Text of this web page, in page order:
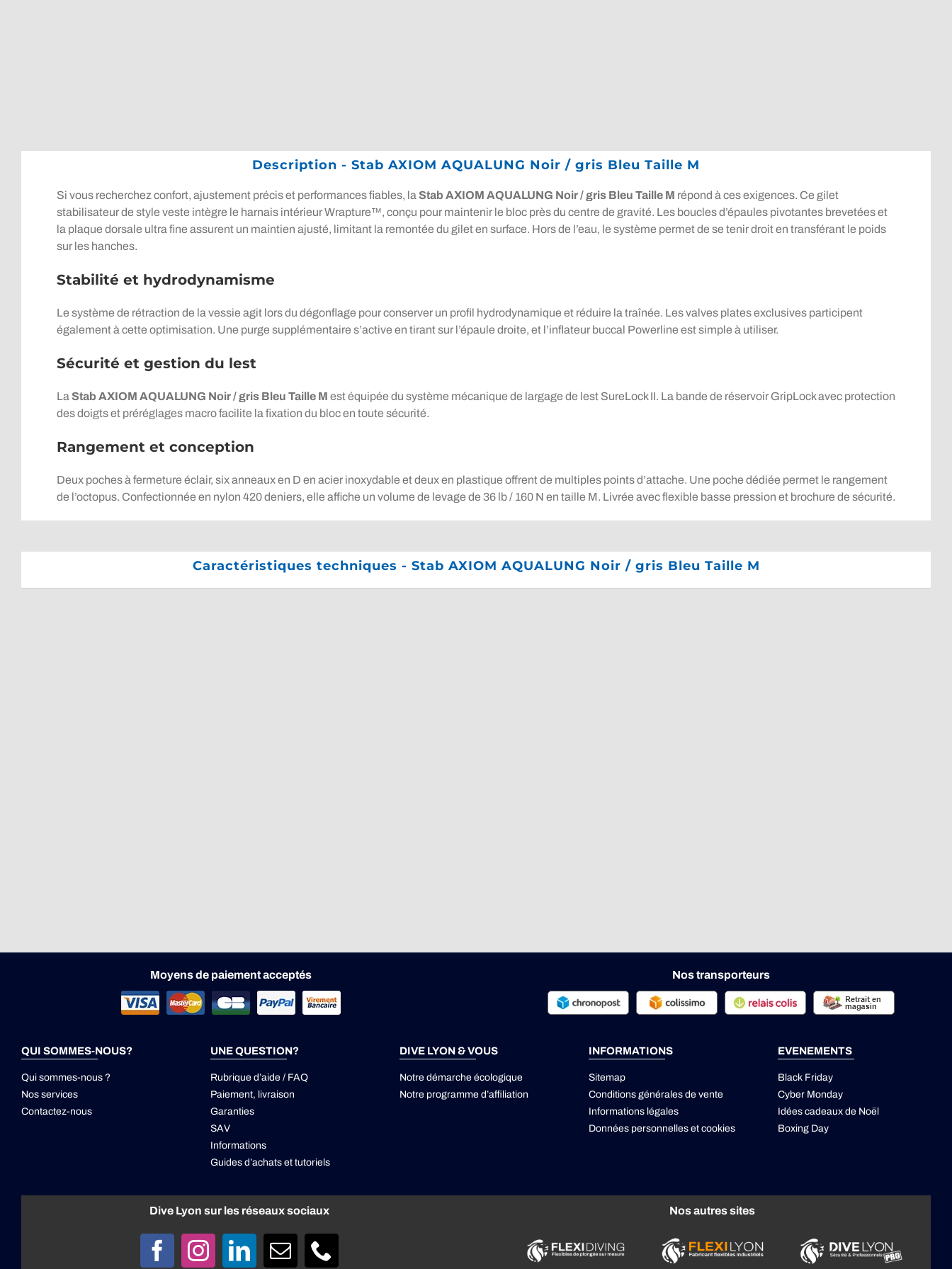
Description - Stab AXIOM AQUALUNG Noir / gris Bleu Taille M
Si vous recherchez confort, ajustement précis et performances fiables, la Stab AXIOM AQUALUNG Noir / gris Bleu Taille M répond à ces exigences. Ce gilet
stabilisateur de style veste intègre le harnais intérieur Wrapture™, conçu pour maintenir le bloc près du centre de gravité. Les boucles d’épaules pivotantes brevetées et
la plaque dorsale ultra fine assurent un maintien ajusté, limitant la remontée du gilet en surface. Hors de l’eau, le système permet de se tenir droit en transférant le poids
sur les hanches.
Stabilité et hydrodynamisme
Le système de rétraction de la vessie agit lors du dégonflage pour conserver un profil hydrodynamique et réduire la traînée. Les valves plates exclusives participent
également à cette optimisation. Une purge supplémentaire s’active en tirant sur l’épaule droite, et l’inflateur buccal Powerline est simple à utiliser.
Sécurité et gestion du lest
La Stab AXIOM AQUALUNG Noir / gris Bleu Taille M est équipée du système mécanique de largage de lest SureLock II. La bande de réservoir GripLock avec protection
des doigts et préréglages macro facilite la fixation du bloc en toute sécurité.
Rangement et conception
Deux poches à fermeture éclair, six anneaux en D en acier inoxydable et deux en plastique offrent de multiples points d’attache. Une poche dédiée permet le rangement
de l’octopus. Confectionnée en nylon 420 deniers, elle affiche un volume de levage de 36 lb / 160 N en taille M. Livrée avec flexible basse pression et brochure de sécurité.
Caractéristiques techniques - Stab AXIOM AQUALUNG Noir / gris Bleu Taille M
Moyens de paiement acceptés Nos transporteurs
QUI SOMMES-NOUS?
Qui sommes-nous ?
Nos services
Contactez-nous
UNE QUESTION?
Rubrique d’aide / FAQ
Paiement, livraison
Garanties
SAV
Informations
Guides d’achats et tutoriels
DIVE LYON & VOUS
Notre démarche écologique
Notre programme d’affiliation
INFORMATIONS
Sitemap
Conditions générales de vente
Informations légales
Données personnelles etcookies
EVENEMENTS
Black Friday
Cyber Monday
Idées cadeaux de Noël
Boxing Day
Dive Lyon sur les réseaux sociaux Nos autres sites